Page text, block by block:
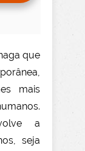
que
mais
a
seja